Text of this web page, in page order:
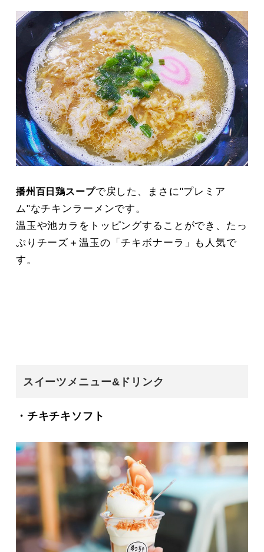
播州百日鶏スープで戻した、まさに"プレミア
ム"なチキンラーメンです。
温玉や池カラをトッピングすることができ、たっ
ぷりチーズ＋温玉の「チキボナーラ」も人気で
す。
スイーツメニュー&ドリンク
・チキチキソフト